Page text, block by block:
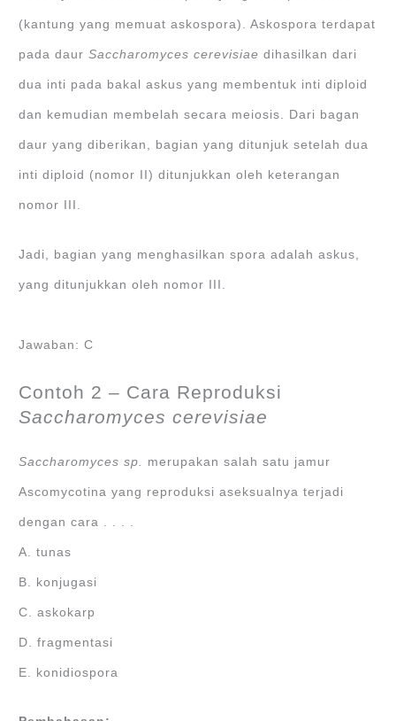
(kantung yang memuat askospora). Askospora terdapat
pada daurSaccharomyces cerevisiae dihasilkan dari
dua inti pada bakal askus yang membentuk inti diploid
dan kemudian membelah secara meiosis. Dari bagan
daur yang diberikan, bagian yang ditunjuk setelah dua
inti diploid (nomor II) ditunjukkan oleh keterangan
nomor III.
Jadi, bagian yang menghasilkan spora adalah askus,
yang ditunjukkan oleh nomor III.
Jawaban: C
Contoh 2 – Cara Reproduksi
Saccharomyces cerevisiae
Saccharomyces sp. merupakan salah satu jamur
Ascomycotina yang reproduksi aseksualnya terjadi
dengan cara . . . .
A. tunas
B. konjugasi
C. askokarp
D. fragmentasi
E. konidiospora